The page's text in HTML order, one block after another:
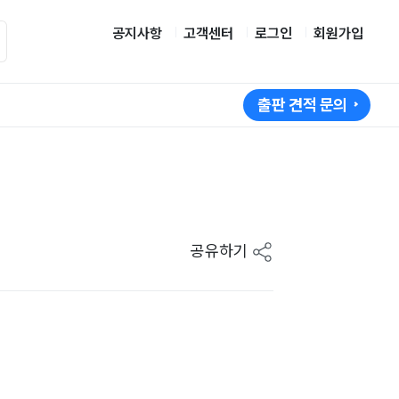
공지사항 고객센터 로그인 회원가입
출판 견적 문의
공유하기